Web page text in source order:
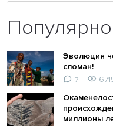
Эволюция
сломан!
7
миллионы